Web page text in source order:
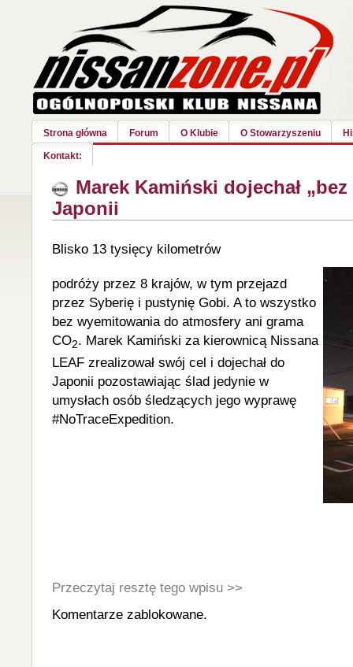
Strona główna Forum O Klubie O Stowarzyszeniu
Kontakt:
Marek Kamiński dojechał
Japonii
Blisko 13 tysięcy kilometrów
podróży przez 8 krajów, w tym przejazd
przez Syberię i pustynię Gobi. A to wszystko
bez wyemitowania do atmosfery ani grama
CO2. Marek Kamiński za kierownicą Nissana
LEAF zrealizował swój cel i dojechał do
Japonii pozostawiając ślad jedynie w
umysłach osób śledzących jego wyprawę
#NoTraceExpedition.
Przeczytaj resztę tego wpisu >>
Komentarze zablokowane.